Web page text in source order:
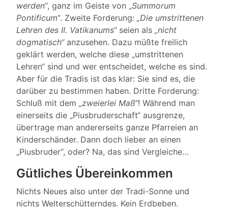
werden“, ganz im Geiste von „Summorum
Pontificum“. Zweite Forderung: „Die umstrittenen
Lehren des II. Vatikanums“seien als „nicht
dogmatisch“anzusehen. Dazu müßte freilich
geklärt werden, welche diese „umstrittenen
Lehren“ sind und wer entscheidet, welche es sind.
Aber für die Tradis ist das klar: Sie sind es, die
darüber zu bestimmen haben. Dritte Forderung:
Schluß mit dem „zweierlei Maß“! Während man
einerseits die „Piusbruderschaft“ ausgrenze,
übertrage man andererseits ganze Pfarreien an
Kinderschänder. Dann doch lieber an einen
„Piusbruder“, oder? Na, das sind Vergleiche…
Gütliches Übereinkommen
Nichts Neues also unter der Tradi-Sonne und
nichts Welterschütterndes. Kein Erdbeben.